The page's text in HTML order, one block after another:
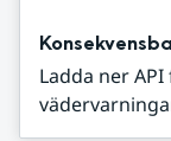
Ladda ner